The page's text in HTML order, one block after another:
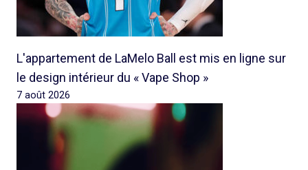
L'appartement de LaMelo Ball est mis en ligne sur
le design intérieur du « Vape Shop »
7 août 2026